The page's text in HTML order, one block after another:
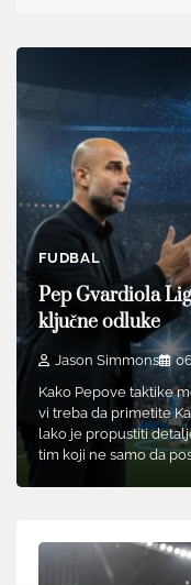
FUDBAL
Pep Gvardiola
ključne odluke
Jason Simmons
Kako Pepove taktike
vi treba da primetite
lako je propustiti
tim koji ne samo da